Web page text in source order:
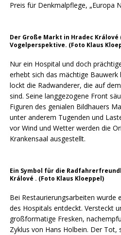
Preis für Denkmalpflege, „Europa
Der Große Markt in Hradec
Vogelperspektive. (Foto Klaus
Nur ein Hospital und doch
erhebt sich das mächtige
lockt die Radwanderer, die auf
sind. Seine langgezogene Front
Figuren des genialen Bildhauers
unter anderem Tugenden und
vor Wind und Wetter werden die
Krankensaal ausgestellt.
Ein Symbol für die
Králové . (Foto Klaus Kloeppel)
Bei Restaurierungsarbeiten wurde
des Hospitals entdeckt. Versteckt
großformatige Fresken,
Zyklus von Hans Holbein. Der Tot,